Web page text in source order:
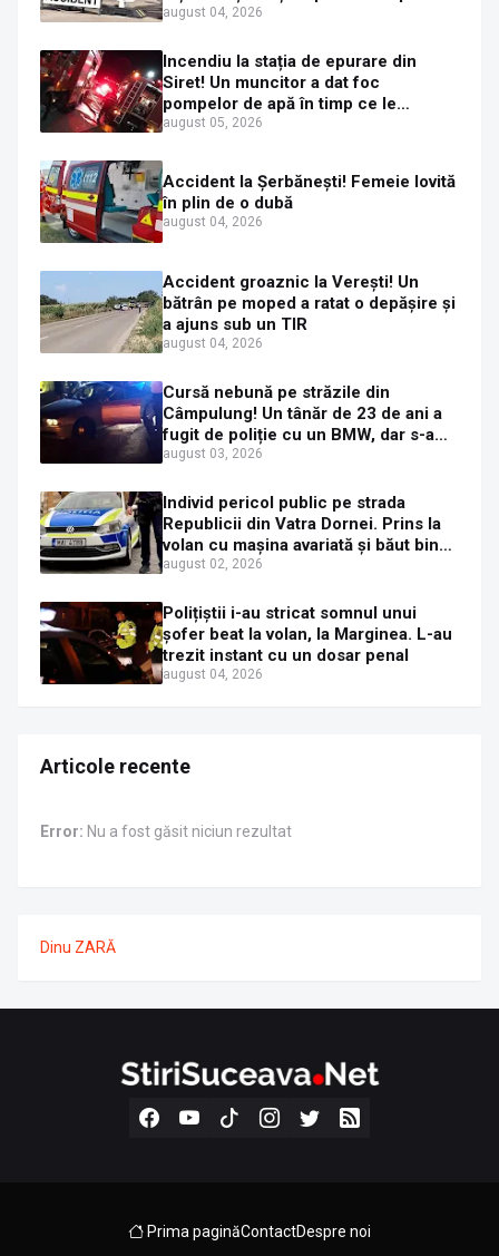
august 04, 2026
Incendiu la stația de epurare din
Siret! Un muncitor a dat foc
pompelor de apă în timp ce le
alimenta cu combustibil
august 05, 2026
Accident la Șerbănești! Femeie lovită
în plin de o dubă
august 04, 2026
Accident groaznic la Verești! Un
bătrân pe moped a ratat o depășire și
a ajuns sub un TIR
august 04, 2026
Cursă nebună pe străzile din
Câmpulung! Un tânăr de 23 de ani a
fugit de poliție cu un BMW, dar s-a
oprit într-un gard de pe strada
august 03, 2026
Individ pericol public pe strada
Republicii din Vatra Dornei. Prins la
volan cu mașina avariată și băut bine,
în plină zi
august 02, 2026
Polițiștii i-au stricat somnul unui
șofer beat la volan, la Marginea. L-au
trezit instant cu un dosar penal
august 04, 2026
Articole recente
Error: Nu a fost găsit niciun rezultat
Dinu ZARĂ
Prima paginăContactDespre noi